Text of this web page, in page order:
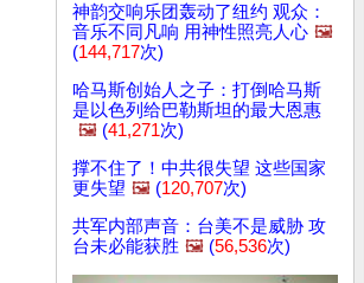
神韵交响乐团轰动了纽约 观众：
音乐不同凡响 用神性照亮人心 🖼️
(144,717次)
哈马斯创始人之子：打倒哈马斯
是以色列给巴勒斯坦的最大恩惠
🖼️ (41,271次)
撑不住了！中共很失望 这些国家
更失望 🖼️ (120,707次)
共军内部声音：台美不是威胁 攻
台未必能获胜 🖼️ (56,536次)